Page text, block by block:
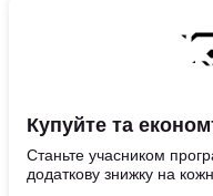
Купуйте та
Станьте учасником
додаткову знижку на